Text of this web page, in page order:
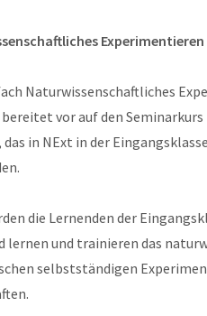
Experimentieren
Naturwissenschaftliches
vor auf den Seminarkurs
in NExt in der
die Lernenden der
lernen und trainieren das
selbstständigen